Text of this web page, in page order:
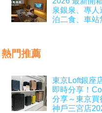
泉銀泉、專人
泊二食、車站
熱門推薦
東京Loft銀座
即時分享！
分享～東京買
神戶三宮店